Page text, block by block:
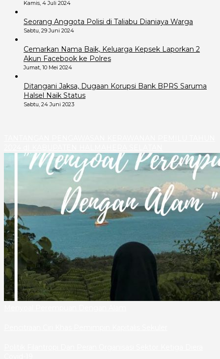
Kamis, 4 Juli 2024
Seorang Anggota Polisi di Taliabu Dianiaya Warga
Sabtu, 29 Juni 2024
Cemarkan Nama Baik, Keluarga Kepsek Laporkan 2
Akun Facebook ke Polres
Jumat, 10 Mei 2024
Ditangani Jaksa, Dugaan Korupsi Bank BPRS Saruma
Halsel Naik Status
Sabtu, 24 Juni 2023